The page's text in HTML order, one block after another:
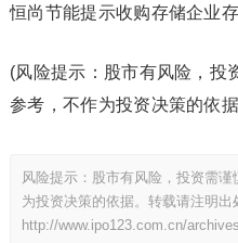
恒尚节能提示收购存储企业
(风险提示：股市有风险，投
参考，不作为投资决策的依
风险提示：股市有风险，投资需
为投资决策的依据。转载请注明出
http://www.ipo123.com.cn/